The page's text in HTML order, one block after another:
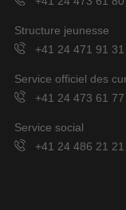
Structure jeunesse
+41 24 471 91 31
Service officiel des
+41 24 473 61 77
Service social
+41 24 486 21 21